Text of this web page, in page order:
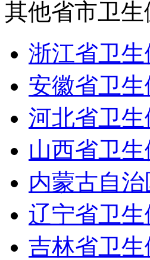
其他省市卫生
浙江省卫
安徽省卫
河北省卫
山西省卫
内蒙古自
辽宁省卫
吉林省卫